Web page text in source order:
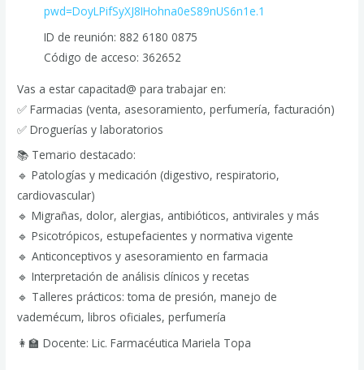
pwd=DoyLPifSyXJ8IHohna0eS89nUS6n1e.1
ID de reunión: 882 6180 0875
Código de acceso: 362652
Vas a estar capacitad@ para trabajar en:
✅ Farmacias (venta, asesoramiento, perfumería, facturación)
✅ Droguerías y laboratorios
📚 Temario destacado:
🔹 Patologías y medicación (digestivo, respiratorio,
cardiovascular)
🔹 Migrañas, dolor, alergias, antibióticos, antivirales y más
🔹 Psicotrópicos, estupefacientes y normativa vigente
🔹 Anticonceptivos y asesoramiento en farmacia
🔹 Interpretación de análisis clínicos y recetas
🔹 Talleres prácticos: toma de presión, manejo de
vademécum, libros oficiales, perfumería
👩‍🏫 Docente: Lic. Farmacéutica Mariela Topa